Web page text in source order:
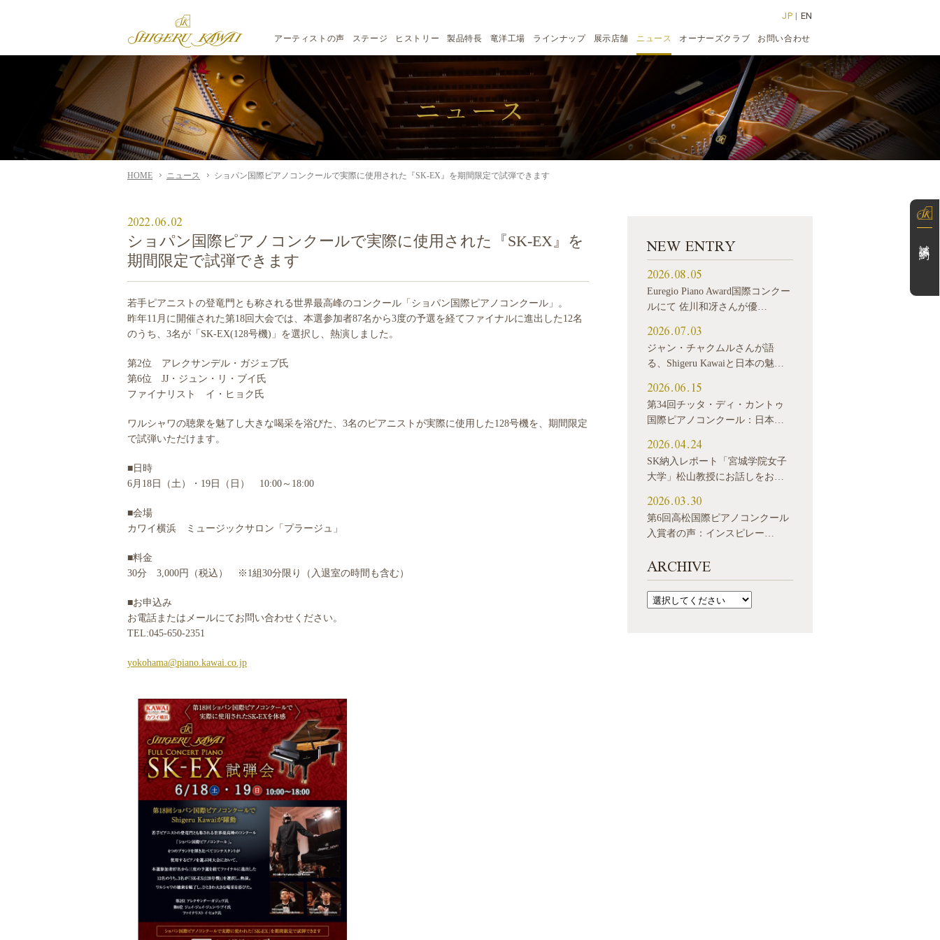
JP | EN
アーティストの声 ステージ ヒストリー 製品特長 竜洋工場 ラインナップ 展示店舗 ニュース オーナーズクラブ お問い合わせ
ニュース
HOME ニュース ショパン国際ピアノコンクールで実際に使用された『SK-EX』を期間限定で試弾できます
2022.06.02
ショパン国際ピアノコンクールで実際に使用された『SK-EX』を
期間限定で試弾できます
若手ピアニストの登竜門とも称される世界最高峰のコンクール「ショパン国際ピアノコンクール」。
昨年11月に開催された第18回大会では、本選参加者87名から3度の予選を経てファイナルに進出した12名
のうち、3名が「SK-EX(128号機)」を選択し、熱演しました。
第2位 アレクサンデル・ガジェブ氏
第6位 JJ・ジュン・リ・ブイ氏
ファイナリスト イ・ヒョク氏
ワルシャワの聴衆を魅了し大きな喝采を浴びた、3名のピアニストが実際に使用した128号機を、期間限定
で試弾いただけます。
■日時
6月18日（土）・19日（日） 10:00～18:00
■会場
カワイ横浜 ミュージックサロン「プラージュ」
■料金
30分 3,000円（税込） ※1組30分限り（入退室の時間も含む）
■お申込み
お電話またはメールにてお問い合わせください。
TEL:045-650-2351
yokohama@piano.kawai.co.jp
NEW ENTRY
2026.08.05
Euregio Piano Award国際コンクー
ルにて 佐川和冴さんが優…
2026.07.03
ジャン・チャクムルさんが語
る、Shigeru Kawaiと日本の魅…
2026.06.15
第34回チッタ・ディ・カントゥ
国際ピアノコンクール：日本…
2026.04.24
SK納入レポート「宮城学院女子
大学」松山教授にお話しをお…
2026.03.30
第6回高松国際ピアノコンクール
入賞者の声：インスピレー…
ARCHIVE